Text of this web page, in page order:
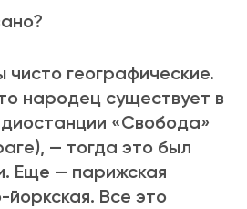
чисто географические.
народец существует в
«Свобода»
— тогда это был
Еще — парижская
Все это